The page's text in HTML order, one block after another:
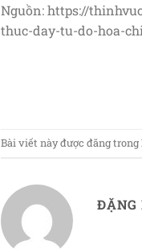
Nguồn: https://
thuc-day-tu-do-hoa-
Bài viết này được đăng trong
ĐẶNG